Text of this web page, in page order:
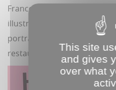
France étant l’un de ses
illustré recèle
portraits de brasseurs, de
restaurateurs et de
This site
and gives
over what